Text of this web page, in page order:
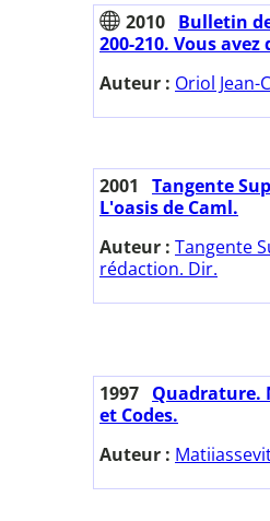
2010 Bulletin
200-210. Vous
Auteur : Oriol Jean-
2001
Tangente
L'oasis de Caml.
Auteur : Tangente
rédaction. Dir.
1997 Quadrature.
et Codes.
Auteur :